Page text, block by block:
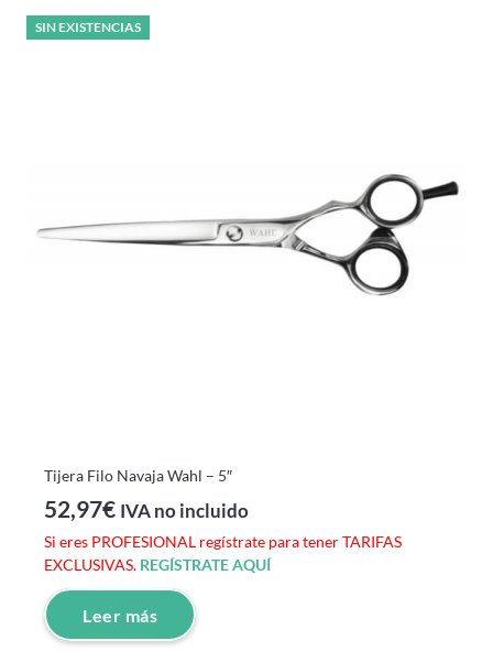
SIN EXISTENCIAS
Tijera Filo Navaja Wahl – 5″
52,97€ IVA no incluido
Si eres PROFESIONAL regístrate para tener TARIFAS
EXCLUSIVAS. REGÍSTRATE AQUÍ
Leer más